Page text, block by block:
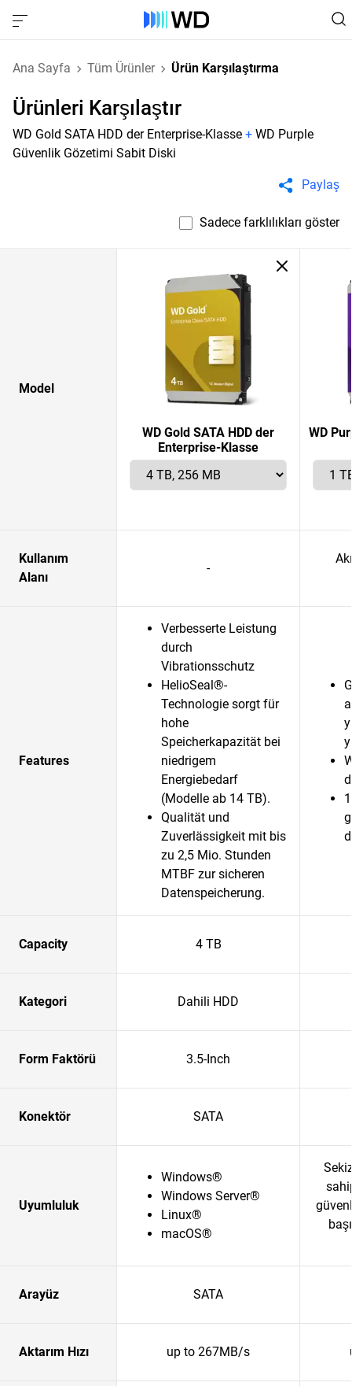
Ana Sayfa Tüm Ürünler Ürün Karşılaştırma
Ürünleri Karşılaştır
WD Gold SATA HDD der Enterprise-Klasse + WD Purple
Güvenlik Gözetimi Sabit Diski
Paylaş
Sadece farklılıkları göster
Model
WD Gold SATA HDD der
Enterprise-Klasse
WD
Kullanım
Alanı
-
Features
Verbesserte Leistung
durch
Vibrationsschutz
HelioSeal®-
Technologie sorgt für
hohe
Speicherkapazität bei
niedrigem
Energiebedarf
(Modelle ab 14 TB).
Qualität und
Zuverlässigkeit mit bis
zu 2,5 Mio. Stunden
MTBF zur sicheren
Datenspeicherung.
Capacity 4 TB
Kategori Dahili HDD
Form Faktörü 3.5-Inch
Konektör SATA
Uyumluluk
Windows®
Windows Server®
Linux®
macOS®
Arayüz SATA
Aktarım Hızı up to 267MB/s